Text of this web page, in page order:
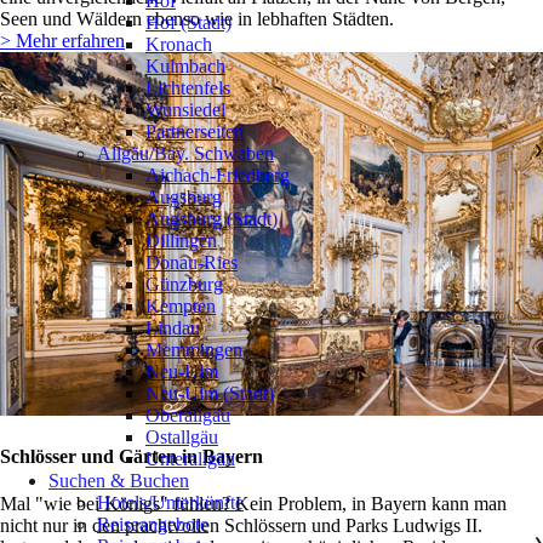
Seen und Wäldern ebenso wie in lebhaften Städten.
> Mehr erfahren
Schlösser und Gärten in Bayern
Mal "wie bei Königs" fühlen? Kein Problem, in Bayern kann man
nicht nur in den prachtvollen Schlössern und Parks Ludwigs II.
Hof (Stadt)
Kronach
Kulmbach
Lichtenfels
Wunsiedel
Partnerseiten
Allgäu/Bay. Schwaben
❯
Aichach-Friedberg
Augsburg
Augsburg (Stadt)
Dillingen
Donau-Ries
Günzburg
Kempten
Lindau
Memmingen
Neu-Ulm
Neu-Ulm (Stadt)
Oberallgäu
Ostallgäu
Unterallgäu
Suchen & Buchen
Hotels/Unterkünfte
Reiseangebote